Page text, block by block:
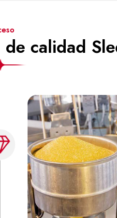
calidad